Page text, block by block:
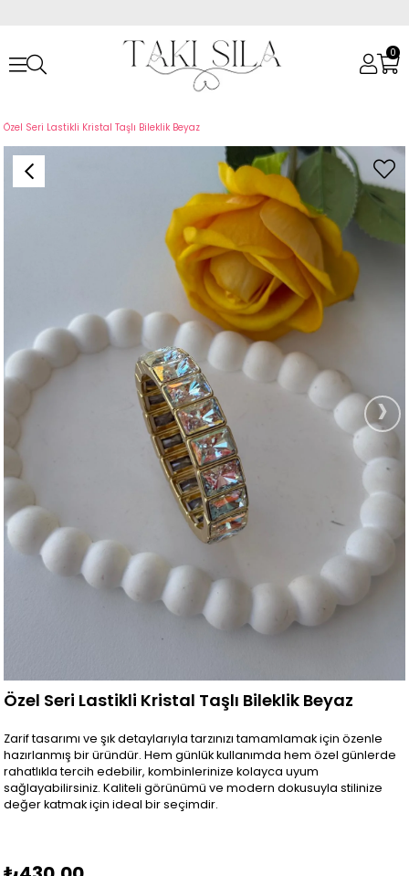
0
Çelik Bileklikler
Özel Seri Lastikli Kristal Taşlı Bileklik Beyaz
›
Özel Seri Lastikli Kristal Taşlı Bileklik Beyaz
Zarif tasarımı ve şık detaylarıyla tarzınızı tamamlamak için özenle
hazırlanmış bir üründür. Hem günlük kullanımda hem özel günlerde
rahatlıkla tercih edebilir, kombinlerinize kolayca uyum
sağlayabilirsiniz. Kaliteli görünümü ve modern dokusuyla stilinize
değer katmak için ideal bir seçimdir.